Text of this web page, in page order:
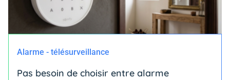
Alarme - télésurveillance
Pas besoin de choisir entre alarme